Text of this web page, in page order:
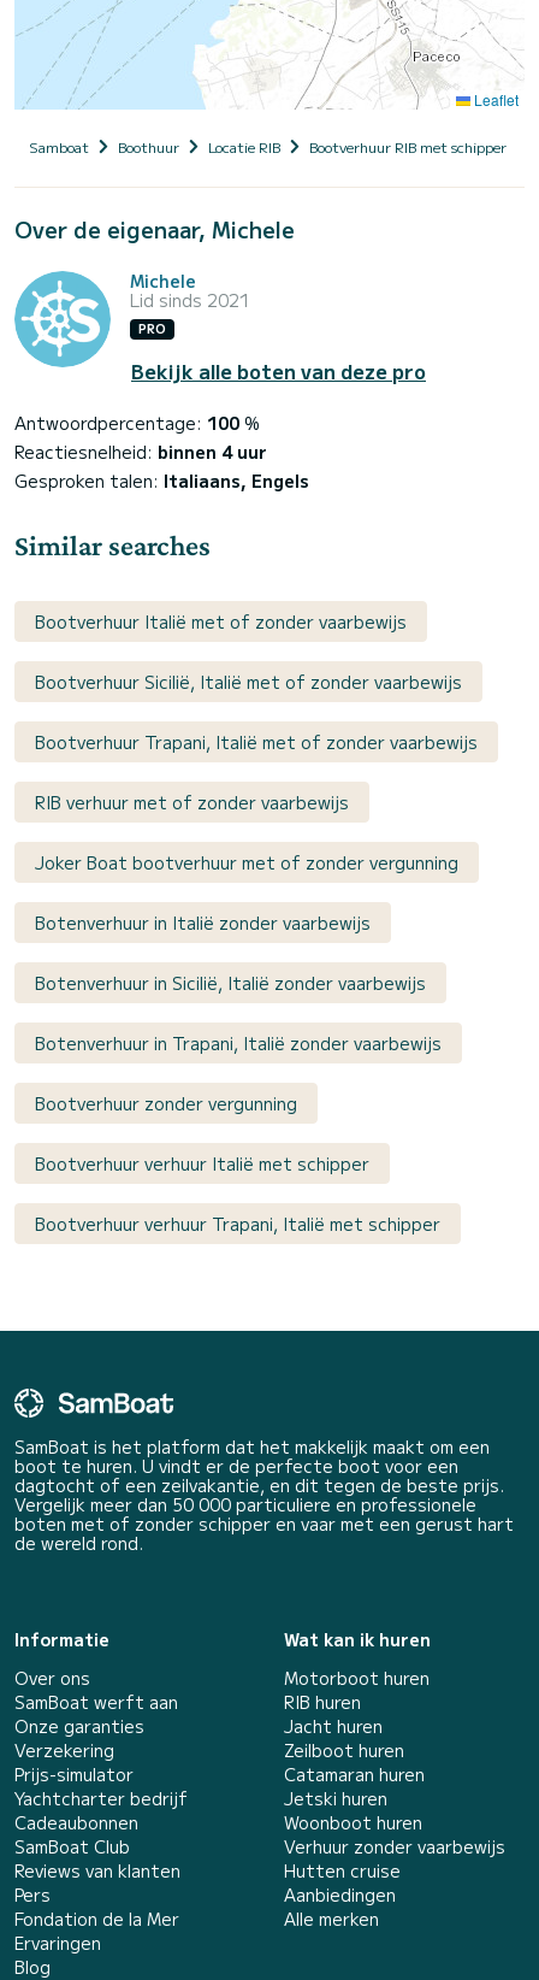
Leaflet
Samboat Boothuur Locatie RIB Bootverhuur RIB met schipper
Over de eigenaar, Michele
Michele
Lid sinds 2021
PRO
Bekijk alle boten van deze pro
Antwoordpercentage: 100 %
Reactiesnelheid: binnen 4 uur
Gesproken talen: Italiaans, Engels
Similar searches
Bootverhuur Italië met of zonder vaarbewijs
Bootverhuur Sicilië, Italië met of zonder vaarbewijs
Bootverhuur Trapani, Italië met of zonder vaarbewijs
RIB verhuur met of zonder vaarbewijs
Joker Boat bootverhuur met of zonder vergunning
Botenverhuur in Italië zonder vaarbewijs
Botenverhuur in Sicilië, Italië zonder vaarbewijs
Botenverhuur in Trapani, Italië zonder vaarbewijs
Bootverhuur zonder vergunning
Bootverhuur verhuur Italië met schipper
Bootverhuur verhuur Trapani, Italië met schipper
SamBoat is het platform dat het makkelijk maakt om een
boot te huren. U vindt er de perfecte boot voor een
dagtocht of een zeilvakantie, en dit tegen de beste prijs.
Vergelijk meer dan 50 000 particuliere en professionele
boten met of zonder schipper en vaar met een gerust hart
de wereld rond.
Informatie
Over ons
SamBoat werft aan
Onze garanties
Verzekering
Prijs-simulator
Yachtcharter bedrijf
Cadeaubonnen
SamBoat Club
Reviews van klanten
Pers
Fondation de la Mer
Ervaringen
Blog
Wat kan ik huren
Motorboot huren
RIB huren
Jacht huren
Zeilboot huren
Catamaran huren
Jetski huren
Woonboot huren
Verhuur zonder vaarbewijs
Hutten cruise
Aanbiedingen
Alle merken